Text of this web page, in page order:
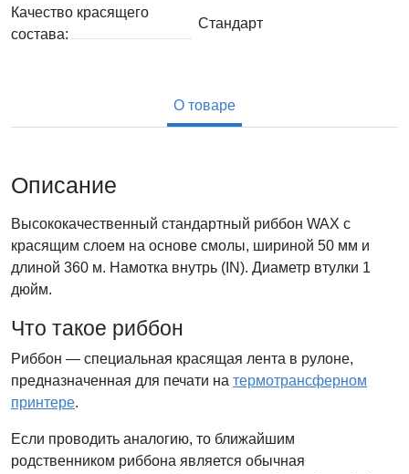
Качество красящего
состава:
Стандарт
О товаре
Описание
Высококачественный стандартный риббон WAX с
красящим слоем на основе смолы, шириной 50 мм и
длиной 360 м. Намотка внутрь (IN). Диаметр втулки 1
дюйм.
Что такое риббон
Риббон — специальная красящая лента в рулоне,
предназначенная для печати на термотрансферном
принтере.
Если проводить аналогию, то ближайшим
родственником риббона является обычная